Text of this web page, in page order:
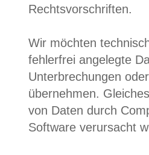
Rechtsvorschriften.
Wir möchten
fehlerfrei angelegte
Unterbrechungen
übernehmen.
von Daten durch
Software verursacht